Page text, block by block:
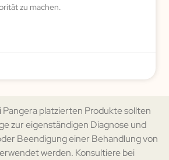
zu machen.
Pangera platzierten Produkte sollten
zur eigenständigen Diagnose und
Beendigung einer Behandlung von
werden. Konsultiere bei